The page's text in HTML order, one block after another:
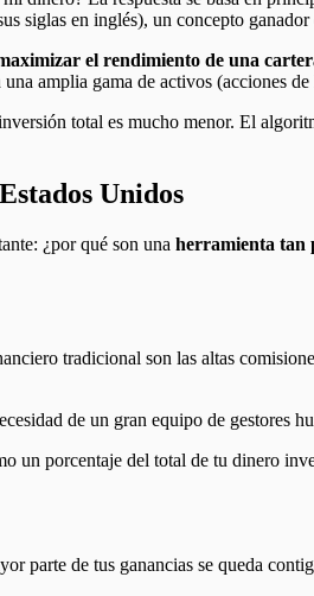
siglas en inglés), un concepto
el rendimiento de una
amplia gama de activos (acciones
total es mucho menor. El
Unidos
¿por qué son una herramienta tan
tradicional son las altas
de un gran equipo de gestores
un porcentaje del total de tu dinero
parte de tus ganancias se queda